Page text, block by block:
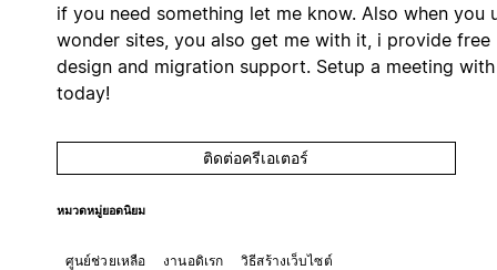
if you need something let me know. Also when you
wonder sites, you also get me with it, i provide free
design and migration support. Setup a meeting
today!
ติดต่อครีเอเตอร์
หมวดหมู่ยอดนิยม
ศูนย์ช่วยเหลือ งานอดิเรก วิธีสร้างเว็บไซต์